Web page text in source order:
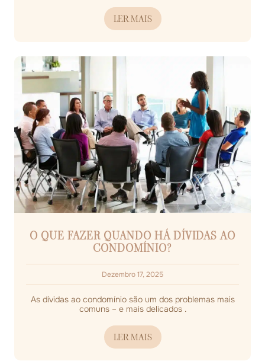
LER MAIS
O QUE FAZER QUANDO HÁ DÍVIDAS AO
CONDOMÍNIO?
Dezembro 17, 2025
As dívidas ao condomínio são um dos problemas mais
comuns – e mais delicados .
LER MAIS